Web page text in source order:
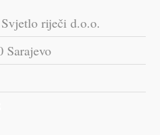
riječi d.o.o.
Sarajevo